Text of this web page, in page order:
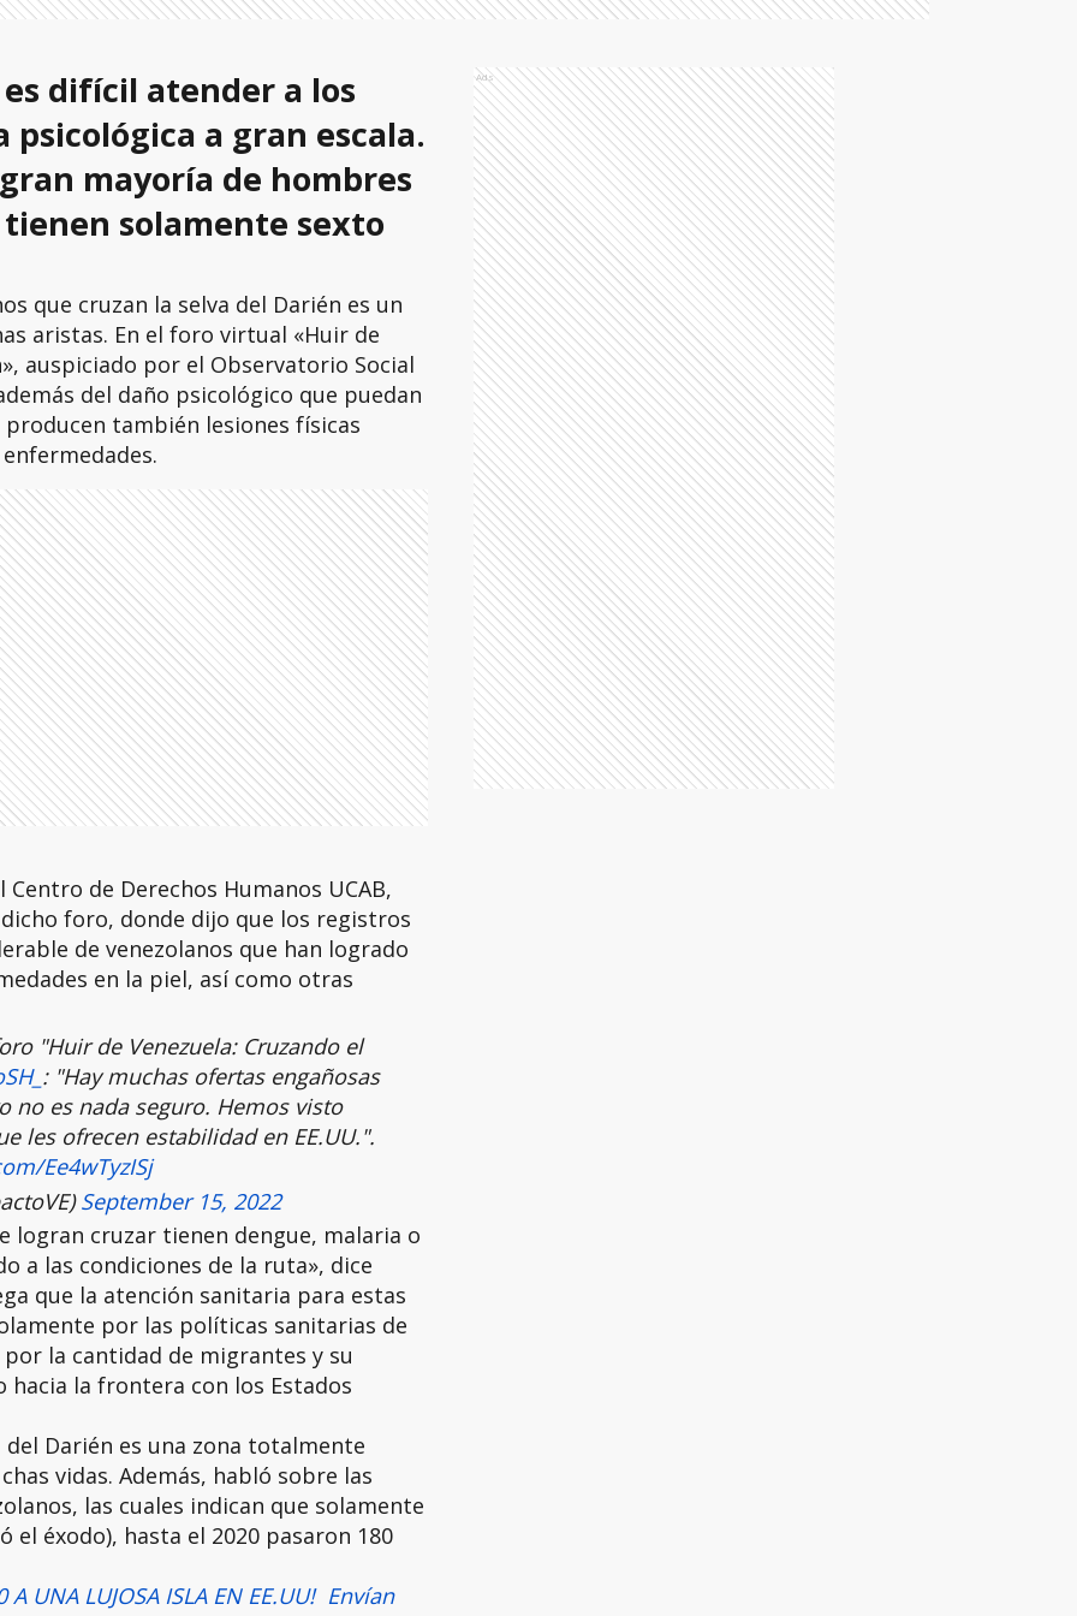
difícil atender a los
a gran escala.
mayoría de hombres
solamente sexto
que cruzan la selva del Darién es un
aristas. En el foro virtual «Huir de
auspiciado por el Observatorio Social
del daño psicológico que puedan
también lesiones físicas
de Derechos Humanos UCAB,
foro, donde dijo que los registros
de venezolanos que han logrado
en la piel, así como otras
"Huir de Venezuela: Cruzando el
: "Hay muchas ofertas engañosas
no es nada seguro. Hemos visto
les ofrecen estabilidad en EE.UU.".
Ee4wTyzISj
September 15, 2022
logran cruzar tienen dengue, malaria o
a las condiciones de la ruta», dice
que la atención sanitaria para estas
por las políticas sanitarias de
la cantidad de migrantes y su
hacia la frontera con los Estados
Darién es una zona totalmente
vidas. Además, habló sobre las
las cuales indican que solamente
el éxodo), hasta el 2020 pasaron 180
A UNA LUJOSA ISLA EN EE.UU! Envían
Ads